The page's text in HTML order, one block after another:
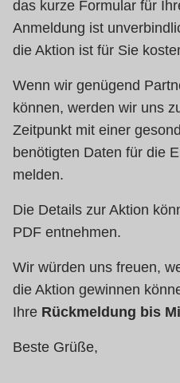
das kurze Formular für
Anmeldung ist
die Aktion ist für Sie
Wenn wir genügend
können, werden wir uns
Zeitpunkt mit einer
benötigten Daten für die
melden.
Die Details zur Aktion
PDF entnehmen.
Wir würden uns freuen,
die Aktion gewinnen
Ihre Rückmeldung bis
Beste Grüße,